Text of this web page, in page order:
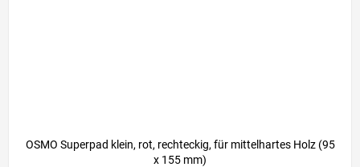
OSMO Superpad klein, rot, rechteckig, für mittelhartes Holz (95
x 155 mm)